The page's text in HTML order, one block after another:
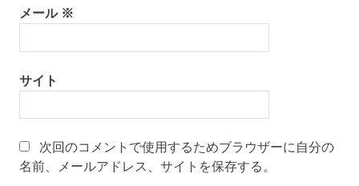
メール ※
サイト
次回のコメントで使用するためブラウザーに自分の
名前、メールアドレス、サイトを保存する。